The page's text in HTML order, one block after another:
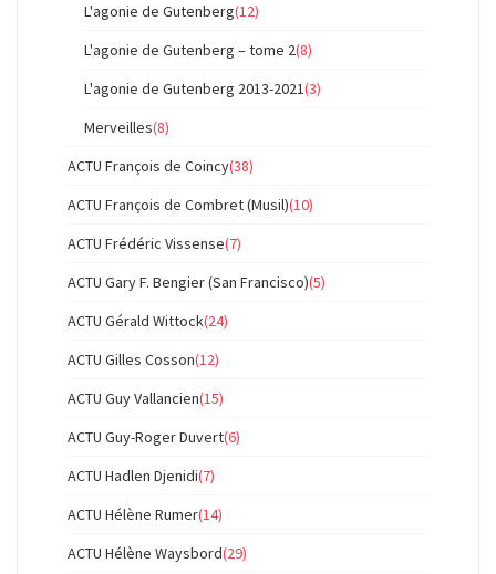
L'agonie de Gutenberg(12)
L'agonie de Gutenberg – tome 2(8)
L'agonie de Gutenberg 2013-2021(3)
Merveilles(8)
ACTU François de Coincy(38)
ACTU François de Combret (Musil)(10)
ACTU Frédéric Vissense(7)
ACTU Gary F. Bengier (San Francisco)(5)
ACTU Gérald Wittock(24)
ACTU Gilles Cosson(12)
ACTU Guy Vallancien(15)
ACTU Guy-Roger Duvert(6)
ACTU Hadlen Djenidi(7)
ACTU Hélène Rumer(14)
ACTU Hélène Waysbord(29)